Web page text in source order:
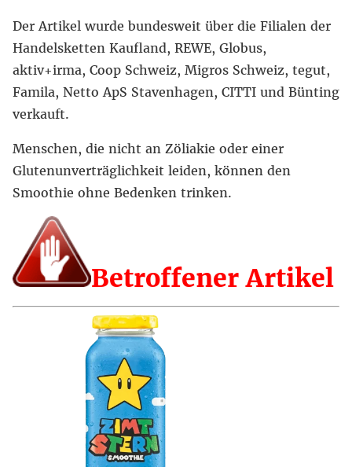
Der Artikel wurde bundesweit über die Filialen der
Handelsketten Kaufland, REWE, Globus,
aktiv+irma, Coop Schweiz, Migros Schweiz, tegut,
Famila, Netto ApS Stavenhagen, CITTI und Bünting
verkauft.
Menschen, die nicht an Zöliakie oder einer
Glutenunverträglichkeit leiden, können den
Smoothie ohne Bedenken trinken.
Betroffener Artikel